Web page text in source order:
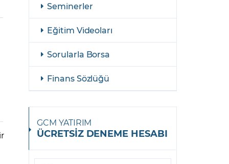
Seminerler
Eğitim Videoları
Sorularla Borsa
Finans Sözlüğü
GCM YATIRIM
ÜCRETSİZ DENEME HESABI